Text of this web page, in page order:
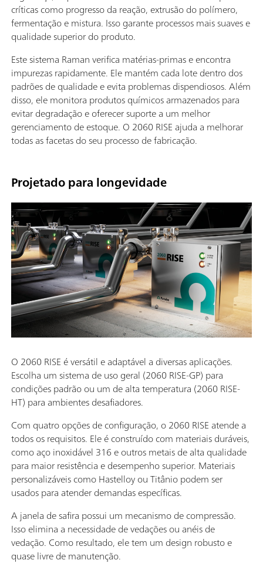
críticas como progresso da reação, extrusão do polímero,
fermentação e mistura. Isso garante processos mais suaves e
qualidade superior do produto.
Este sistema Raman verifica matérias-primas e encontra
impurezas rapidamente. Ele mantém cada lote dentro dos
padrões de qualidade e evita problemas dispendiosos. Além
disso, ele monitora produtos químicos armazenados para
evitar degradação e oferecer suporte a um melhor
gerenciamento de estoque. O 2060 RISE ajuda a melhorar
todas as facetas do seu processo de fabricação.
Projetado para longevidade
O 2060 RISE é versátil e adaptável a diversas aplicações.
Escolha um sistema de uso geral (2060 RISE-GP) para
condições padrão ou um de alta temperatura (2060 RISE-
HT) para ambientes desafiadores.
Com quatro opções de configuração, o 2060 RISE atende a
todos os requisitos. Ele é construído com materiais duráveis,
como aço inoxidável 316 e outros metais de alta qualidade
para maior resistência e desempenho superior. Materiais
personalizáveis como Hastelloy ou Titânio podem ser
usados para atender demandas específicas.
A janela de safira possui um mecanismo de compressão.
Isso elimina a necessidade de vedações ou anéis de
vedação. Como resultado, ele tem um design robusto e
quase livre de manutenção.